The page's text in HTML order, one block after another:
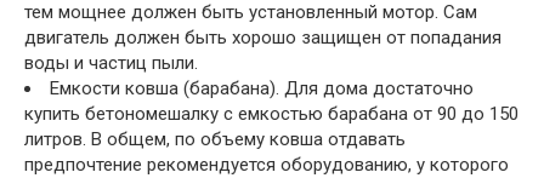
тем мощнее должен быть установленный мотор. Сам
двигатель должен быть хорошо защищен от попадания
воды и частиц пыли.
Емкости ковша (барабана). Для дома достаточно
купить бетономешалку с емкостью барабана от 90 до 150
литров. В общем, по объему ковша отдавать
предпочтение рекомендуется оборудованию, у которого